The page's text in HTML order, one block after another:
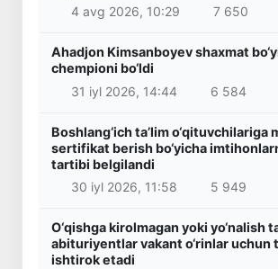
4 avg 2026, 10:29
7 650
Ahadjon Kimsanboyev shaxmat
chempioni bo‘ldi
31 iyl 2026, 14:44
6 584
Boshlang‘ich ta’lim o‘qituvchilariga
sertifikat berish bo‘yicha
tartibi belgilandi
30 iyl 2026, 11:58
5 949
O‘qishga kirolmagan yoki yo‘nalish
abituriyentlar vakant o‘rinlar uchun
ishtirok etadi